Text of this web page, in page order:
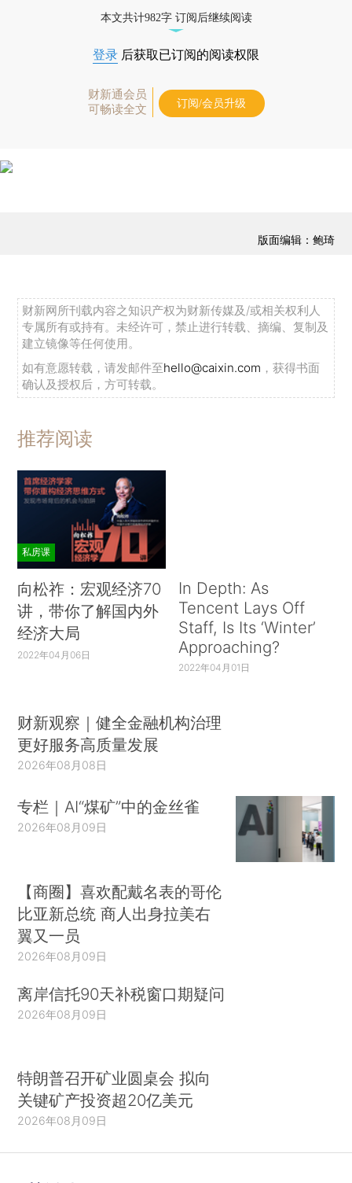
本文共计982字 订阅后继续阅读
登录 后获取已订阅的阅读权限
财新通会员
可畅读全文
订阅/会员升级
版面编辑：鲍琦
财新网所刊载内容之知识产权为财新传媒及/或相关权利人
专属所有或持有。未经许可，禁止进行转载、摘编、复制及
建立镜像等任何使用。
如有意愿转载，请发邮件至hello@caixin.com ，获得书面
确认及授权后，方可转载。
推荐阅读
私房课
向松祚：宏观经济70
讲，带你了解国内外
经济大局
2022年04月06日
In Depth: As
Tencent Lays Off
Staff, Is Its ‘Winter’
Approaching?
2022年04月01日
财新观察｜健全金融机构治理
更好服务高质量发展
2026年08月08日
专栏｜AI“煤矿”中的金丝雀
2026年08月09日
【商圈】喜欢配戴名表的哥伦
比亚新总统 商人出身拉美右
翼又一员
2026年08月09日
离岸信托90天补税窗口期疑问
2026年08月09日
特朗普召开矿业圆桌会 拟向
关键矿产投资超20亿美元
2026年08月09日